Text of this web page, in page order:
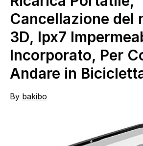
Cancellazione del
3D, Ipx7
Incorporato, Per
Andare in
By bakibo